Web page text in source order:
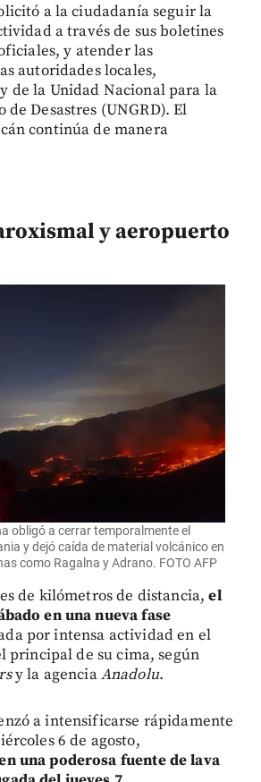
a la ciudadanía seguir la
a través de sus boletines
y atender las
autoridades locales,
de la Unidad Nacional para la
de Desastres (UNGRD). El
continúa de manera
y aeropuerto
obligó a cerrar temporalmente el
y dejó caída de material volcánico en
como Ragalna y Adrano. FOTO AFP
de kilómetros de distancia,el
en una nueva fase
por intensa actividad en el
principal de su cima, según
y la agenciaAnadolu.
a intensificarse rápidamente
6 de agosto,
una poderosa fuente de lava